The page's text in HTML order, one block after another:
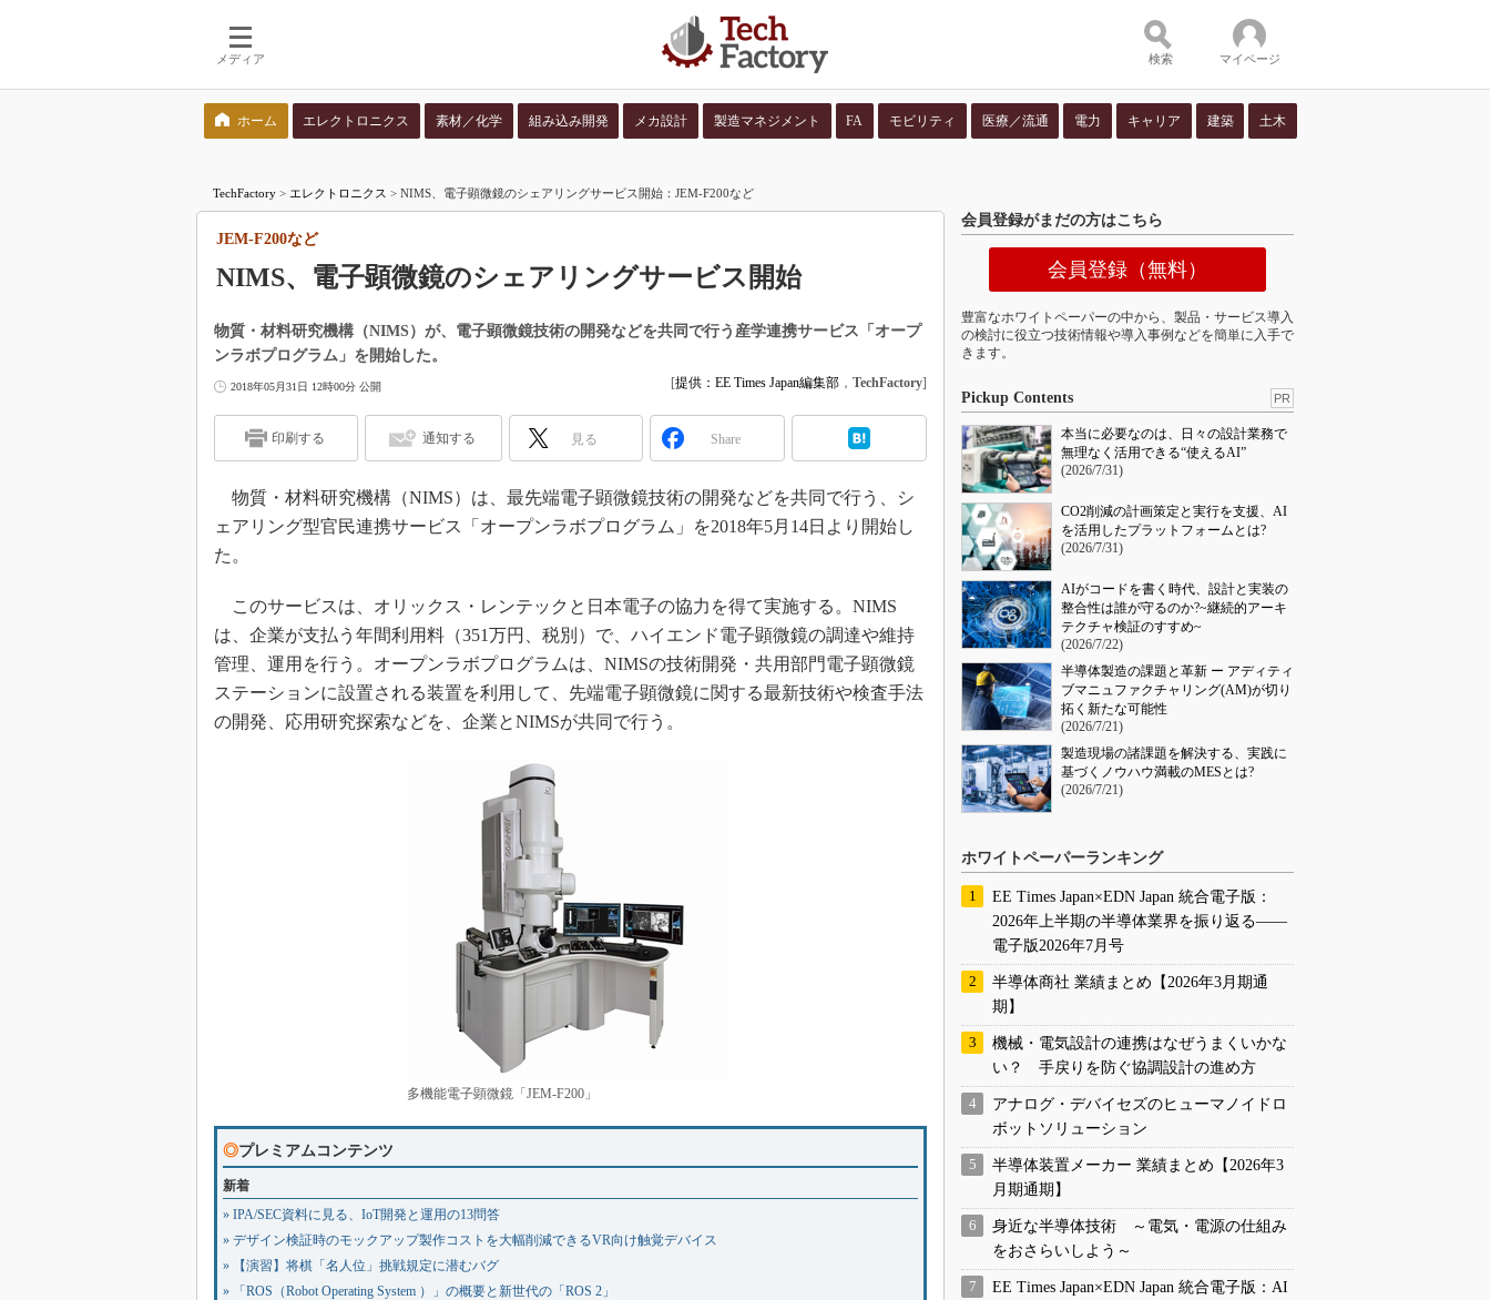
メディア 検索 マイページ
ホーム エレクトロニクス 素材／化学 組み込み開発 メカ設計 製造マネジメント FA モビリティ 医療／流通 電力 キャリア 建築 土木
TechFactory > エレクトロニクス > NIMS、電子顕微鏡のシェアリングサービス開始：JEM-F200など
NIMS、電子顕微鏡のシェアリングサービス開始
JEM-F200など
物質・材料研究機構（NIMS）が、電子顕微鏡技術の開発などを共同で行う産学連携サービス「オープ
ンラボプログラム」を開始した。
2018年05月31日 12時00分 公開 [提供：EE Times Japan編集部 ， TechFactory]
印刷する 通知する 見る Share
物質・材料研究機構（NIMS）は、最先端電子顕微鏡技術の開発などを共同で行う、シ
ェアリング型官民連携サービス「オープンラボプログラム」を2018年5月14日より開始し
た。
このサービスは、オリックス・レンテックと日本電子の協力を得て実施する。NIMS
は、企業が支払う年間利用料（351万円、税別）で、ハイエンド電子顕微鏡の調達や維持
管理、運用を行う。オープンラボプログラムは、NIMSの技術開発・共用部門電子顕微鏡
ステーションに設置される装置を利用して、先端電子顕微鏡に関する最新技術や検査手法
の開発、応用研究探索などを、企業とNIMSが共同で行う。
多機能電子顕微鏡「JEM-F200」
◎プレミアムコンテンツ
新着
» IPA/SEC資料に見る、IoT開発と運用の13問答
» デザイン検証時のモックアップ製作コストを大幅削減できるVR向け触覚デバイス
» 【演習】将棋「名人位」挑戦規定に潜むバグ
» 「ROS（Robot Operating System ）」の概要と新世代の「ROS 2」
会員登録がまだの方はこちら
会員登録（無料）
豊富なホワイトペーパーの中から、製品・サービス導入
の検討に役立つ技術情報や導入事例などを簡単に入手で
きます。
Pickup Contents PR
本当に必要なのは、日々の設計業務で
無理なく活用できる“使えるAI”
(2026/7/31)
CO2削減の計画策定と実行を支援、AI
を活用したプラットフォームとは?
(2026/7/31)
AIがコードを書く時代、設計と実装の
整合性は誰が守るのか?~継続的アーキ
テクチャ検証のすすめ~
(2026/7/22)
半導体製造の課題と革新 ー アディティ
ブマニュファクチャリング(AM)が切り
拓く新たな可能性
(2026/7/21)
製造現場の諸課題を解決する、実践に
基づくノウハウ満載のMESとは?
(2026/7/21)
ホワイトペーパーランキング
EE Times Japan×EDN Japan 統合電子版：
2026年上半期の半導体業界を振り返る――
電子版2026年7月号
半導体商社 業績まとめ【2026年3月期通
期】
機械・電気設計の連携はなぜうまくいかな
い？ 手戻りを防ぐ協調設計の進め方
アナログ・デバイセズのヒューマノイドロ
ボットソリューション
半導体装置メーカー 業績まとめ【2026年3
月期通期】
身近な半導体技術 ～電気・電源の仕組み
をおさらいしよう～
EE Times Japan×EDN Japan 統合電子版：AI